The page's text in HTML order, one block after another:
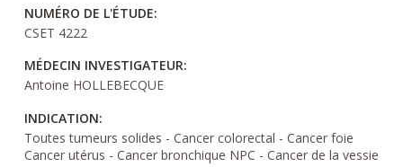
NUMÉRO DE L'ÉTUDE:
CSET 4222
MÉDECIN INVESTIGATEUR:
Antoine HOLLEBECQUE
INDICATION:
Toutes tumeurs solides - Cancer colorectal - Cancer foie
Cancer utérus - Cancer bronchique NPC - Cancer de la vessie